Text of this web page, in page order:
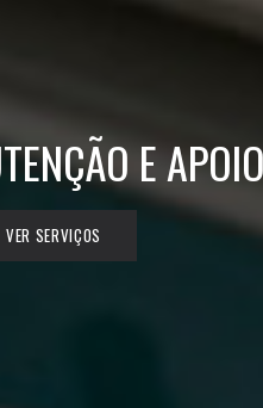
E
VER SERVIÇOS